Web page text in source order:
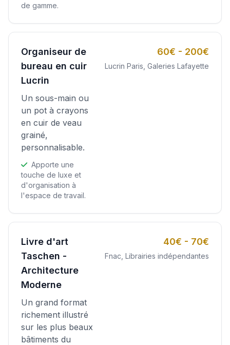
de gamme.
Organiseur de
bureau en cuir
Lucrin
Un sous-main ou
un pot à crayons
en cuir de veau
grainé,
personnalisable.
Apporte une
touche de luxe et
d'organisation à
l'espace de travail.
60€ - 200€
Lucrin Paris, Galeries Lafayette
Livre d'art
Taschen -
Architecture
Moderne
Un grand format
richement illustré
sur les plus beaux
bâtiments du
40€ - 70€
Fnac, Librairies indépendantes